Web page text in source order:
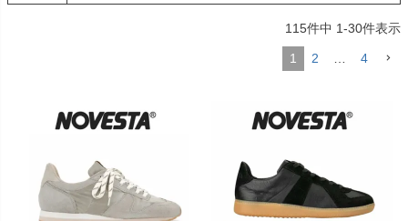
115件中 1-30件表示
1 2 … 4